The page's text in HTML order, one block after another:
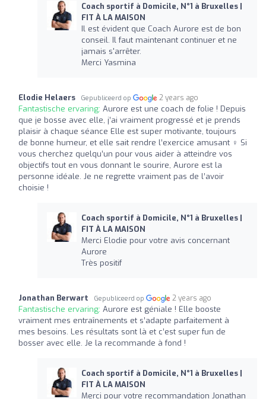
Coach sportif à Domicile, N°1 à Bruxelles |
FIT À LA MAISON
Il est évident que Coach Aurore est de bon
conseil. Il faut maintenant continuer et ne
jamais s'arrêter.
Merci Yasmina
Elodie Helaers Gepubliceerd op 2 years ago
Fantastische ervaring: Aurore est une coach de folie ! Depuis
que je bosse avec elle, j’ai vraiment progressé et je prends
plaisir à chaque séance Elle est super motivante, toujours
de bonne humeur, et elle sait rendre l’exercice amusant ‍♀️ Si
vous cherchez quelqu’un pour vous aider à atteindre vos
objectifs tout en vous donnant le sourire, Aurore est la
personne idéale. Je ne regrette vraiment pas de l’avoir
choisie !
Coach sportif à Domicile, N°1 à Bruxelles |
FIT À LA MAISON
Merci Elodie pour votre avis concernant
Aurore
Très positif
Jonathan Berwart Gepubliceerd op 2 years ago
Fantastische ervaring: Aurore est géniale ! Elle booste
vraiment mes entraînements et s’adapte parfaitement à
mes besoins. Les résultats sont là et c’est super fun de
bosser avec elle. Je la recommande à fond !
Coach sportif à Domicile, N°1 à Bruxelles |
FIT À LA MAISON
Merci pour votre recommandation Jonathan